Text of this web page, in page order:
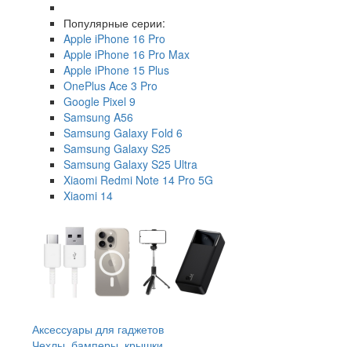
Популярные серии:
Apple iPhone 16 Pro
Apple iPhone 16 Pro Max
Apple iPhone 15 Plus
OnePlus Ace 3 Pro
Google Pixel 9
Samsung A56
Samsung Galaxy Fold 6
Samsung Galaxy S25
Samsung Galaxy S25 Ultra
Xiaomi Redmi Note 14 Pro 5G
Xiaomi 14
Аксессуары для гаджетов